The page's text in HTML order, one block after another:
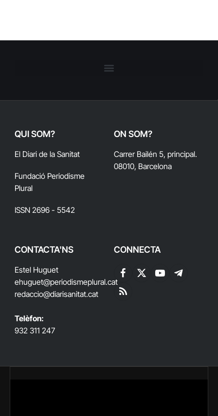
QUI SOM?
El Diari de la Sanitat
Fundació Periodisme
Plural
ISSN 2696 - 5542
ON SOM?
Carrer Bailén 5, principal.
08010, Barcelona
CONTACTA'NS
Estel Huguet
ehuguet@periodismeplural.cat
redaccio@diarisanitat.cat
Telèfon:
932 311 247
CONNECTA
Facebook
X
YouTubeTelegram
RSS